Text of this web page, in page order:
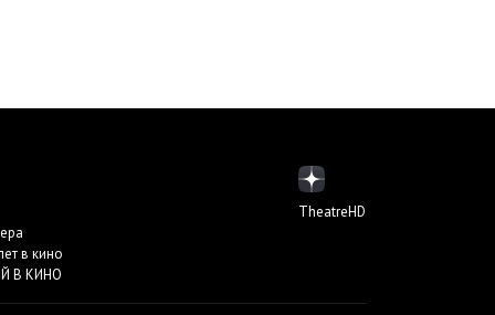
в кино
В КИНО
TheatreHD